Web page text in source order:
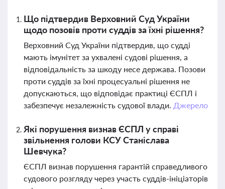
Що підтвердив Верховний Суд України
щодо позовів проти суддів за їхні рішення?
Верховний Суд України підтвердив, що судді
мають імунітет за ухвалені судові рішення, а
відповідальність за шкоду несе держава. Позови
проти суддів за їхні процесуальні рішення не
допускаються, що відповідає практиці ЄСПЛ і
забезпечує незалежність судової влади. Джерело
Які порушення визнав ЄСПЛ у справі
звільнення голови КСУ Станіслава
Шевчука?
ЄСПЛ визнав порушення гарантій справедливого
судового розгляду через участь суддів-ініціаторів